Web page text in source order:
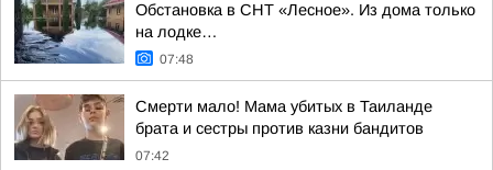
Обстановка в СНТ «Лесное». Из дома только
на лодке…
07:48
Смерти мало! Мама убитых в Таиланде
брата и сестры против казни бандитов
07:42